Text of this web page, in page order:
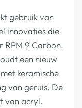
gebruik van
innovaties die
RPM 9 Carbon.
een nieuw
keramische
van geruis. De
van acryl.